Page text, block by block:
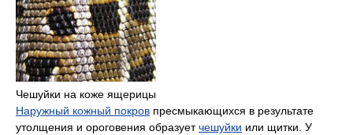
Чешуйки на коже ящерицы
Наружный кожный покров пресмыкающихся в результате
утолщения и ороговения образуетчешуйки или щитки. У